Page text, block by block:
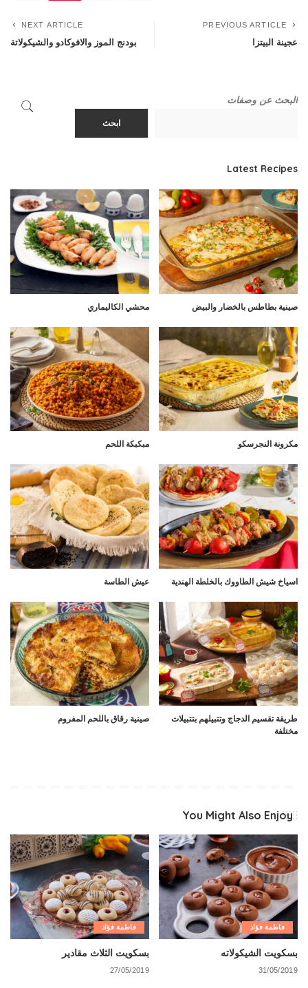
PREVIOUS ARTICLE
عجينة البيتزا
NEXT ARTICLE
بودنج الموز والافوكادو والشيكولاتة
البحث عن وصفات
ابحث
Latest Recipes
صينية بطاطس بالخضار والبيض محشي الكاليماري
مكرونة النجرسكو مبكبكة اللحم
اسياخ شيش الطاووك بالخلطة الهندية عيش الطاسة
طريقة تقسيم الدجاج وتتبيلهم بتتبيلات
مختلفة
صينية رقاق باللحم المفروم
You Might Also Enjoy
فاطمة فؤاد
بسكويت الشيكولاته
31/05/2019
فاطمة فؤاد
بسكويت الثلاث مقادير
27/05/2019